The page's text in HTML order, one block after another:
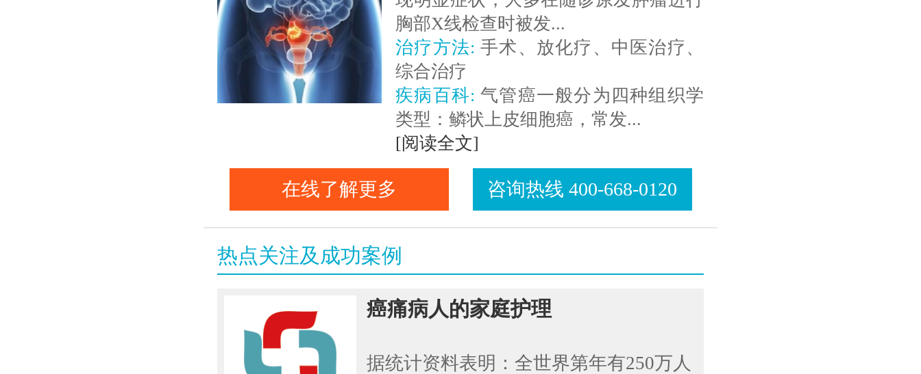
胸部X线检查时被发...
治疗方法: 手术、放化疗、中医治疗、
综合治疗
疾病百科: 气管癌一般分为四种组织学
类型：鳞状上皮细胞癌，常发...
[阅读全文]
在线了解更多 咨询热线 400-668-0120
热点关注及成功案例
癌痛病人的家庭护理
据统计资料表明：全世界第年有250万人